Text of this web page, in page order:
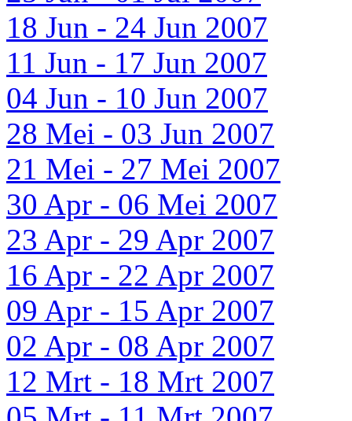
18 Jun - 24 Jun 2007
11 Jun - 17 Jun 2007
04 Jun - 10 Jun 2007
28 Mei - 03 Jun 2007
21 Mei - 27 Mei 2007
30 Apr - 06 Mei 2007
23 Apr - 29 Apr 2007
16 Apr - 22 Apr 2007
09 Apr - 15 Apr 2007
02 Apr - 08 Apr 2007
12 Mrt - 18 Mrt 2007